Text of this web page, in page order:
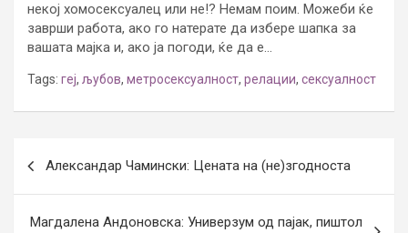
некој хомосексуалец или не!? Немам поим. Можеби ќе
заврши работа, ако го натерате да избере шапка за
вашата мајка и, ако ја погоди, ќе да е…
Tags: геј, љубов, метросексуалност, релации, сексуалност
navigation
Александар Чамински: Цената на (не)згодноста
Магдалена Андоновска: Универзум од пајак, пиштол